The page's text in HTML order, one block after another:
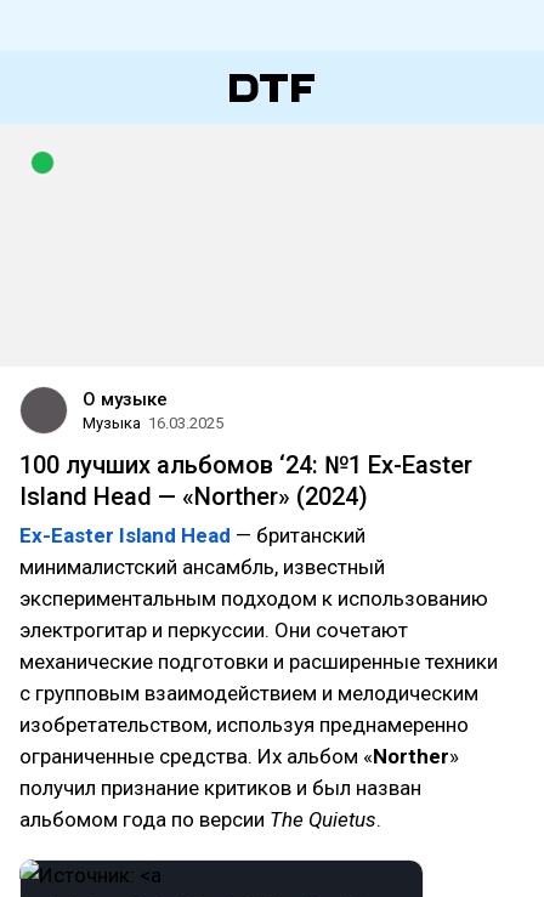
О музыке
Музыка 16.03.2025
100 лучших альбомов ‘24: №1 Ex-Easter
Island Head — «Norther» (2024)
Ex-Easter Island Head — британский
минималистский ансамбль, известный
экспериментальным подходом к использованию
электрогитар и перкуссии. Они сочетают
механические подготовки и расширенные техники
с групповым взаимодействием и мелодическим
изобретательством, используя преднамеренно
ограниченные средства. Их альбом «Norther»
получил признание критиков и был назван
альбомом года по версии The Quietus.